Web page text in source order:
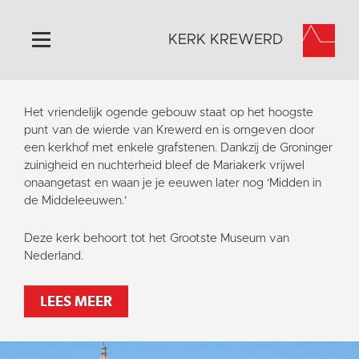
Home
Algemeen
Historie
Omgeving
Het Grootste Museum
Activiteiten
Steun ons
Contact
Vaktaal
KERK KREWERD
Het vriendelijk ogende gebouw staat op het hoogste
punt van de wierde van Krewerd en is omgeven door
een kerkhof met enkele grafstenen. Dankzij de Groninger
zuinigheid en nuchterheid bleef de Mariakerk vrijwel
onaangetast en waan je je eeuwen later nog ‘Midden in
de Middeleeuwen.’
Deze kerk behoort tot het Grootste Museum van
Nederland.
LEES MEER